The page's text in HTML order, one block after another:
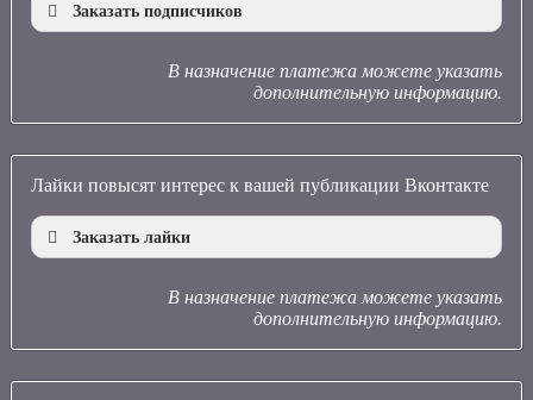
Заказать подписчиков
В назначение платежа можете указать
дополнительную информацию.
Лайки повысят интерес к вашей публикации Вконтакте
Заказать лайки
В назначение платежа можете указать
дополнительную информацию.